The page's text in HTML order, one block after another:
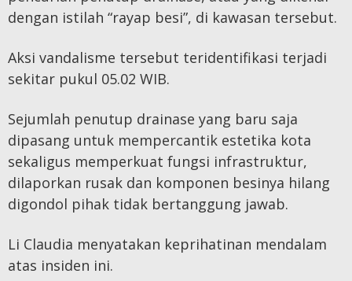
dengan istilah “rayap besi”, di kawasan tersebut.
Aksi vandalisme tersebut teridentifikasi terjadi
sekitar pukul 05.02 WIB.
Sejumlah penutup drainase yang baru saja
dipasang untuk mempercantik estetika kota
sekaligus memperkuat fungsi infrastruktur,
dilaporkan rusak dan komponen besinya hilang
digondol pihak tidak bertanggung jawab.
Li Claudia menyatakan keprihatinan mendalam
atas insiden ini.